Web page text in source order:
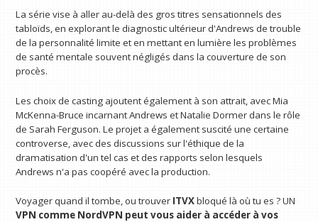
La série vise à aller au-delà des gros titres sensationnels des
tabloïds, en explorant le diagnostic ultérieur d'Andrews de trouble
de la personnalité limite et en mettant en lumière les problèmes
de santé mentale souvent négligés dans la couverture de son
procès.
Les choix de casting ajoutent également à son attrait, avec Mia
McKenna-Bruce incarnant Andrews et Natalie Dormer dans le rôle
de Sarah Ferguson. Le projet a également suscité une certaine
controverse, avec des discussions sur l'éthique de la
dramatisation d'un tel cas et des rapports selon lesquels
Andrews n'a pas coopéré avec la production.
Voyager quand il tombe, ou trouver ITVXbloqué là où tu es ? UN
VPN comme NordVPN peut vous aider à accéder à vos